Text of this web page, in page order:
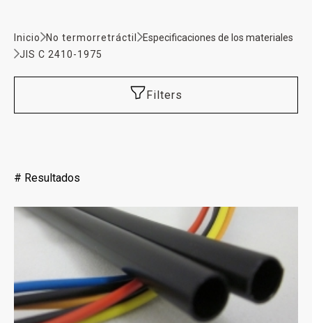
Inicio No termorretráctil
Especificaciones de los materiales
JIS C 2410-1975
Filters
# Resultados